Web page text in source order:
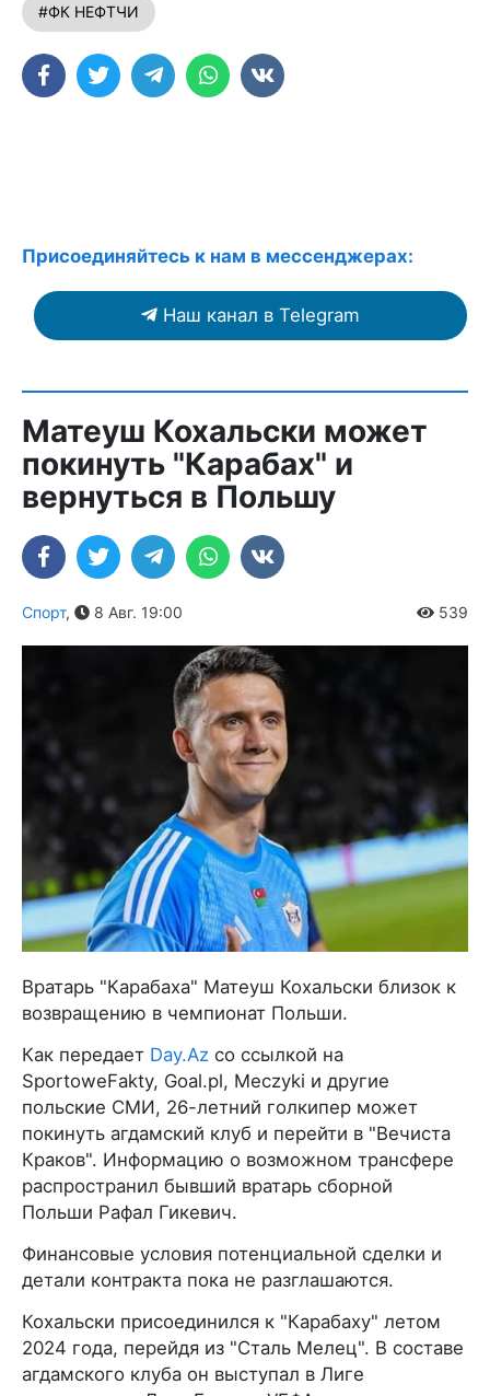
#ФК НЕФТЧИ
Присоединяйтесь к нам в мессенджерах:
Наш канал в Telegram
Матеуш Кохальски может
покинуть "Карабах" и
вернуться в Польшу
Спорт, 8 Авг. 19:00 539
Вратарь "Карабаха" Матеуш Кохальски близок к
возвращению в чемпионат Польши.
Как передает Day.Az со ссылкой на
SportoweFakty, Goal.pl, Meczyki и другие
польские СМИ, 26-летний голкипер может
покинуть агдамский клуб и перейти в "Вечиста
Краков". Информацию о возможном трансфере
распространил бывший вратарь сборной
Польши Рафал Гикевич.
Финансовые условия потенциальной сделки и
детали контракта пока не разглашаются.
Кохальски присоединился к "Карабаху" летом
2024 года, перейдя из "Сталь Мелец". В составе
агдамского клуба он выступал в Лиге